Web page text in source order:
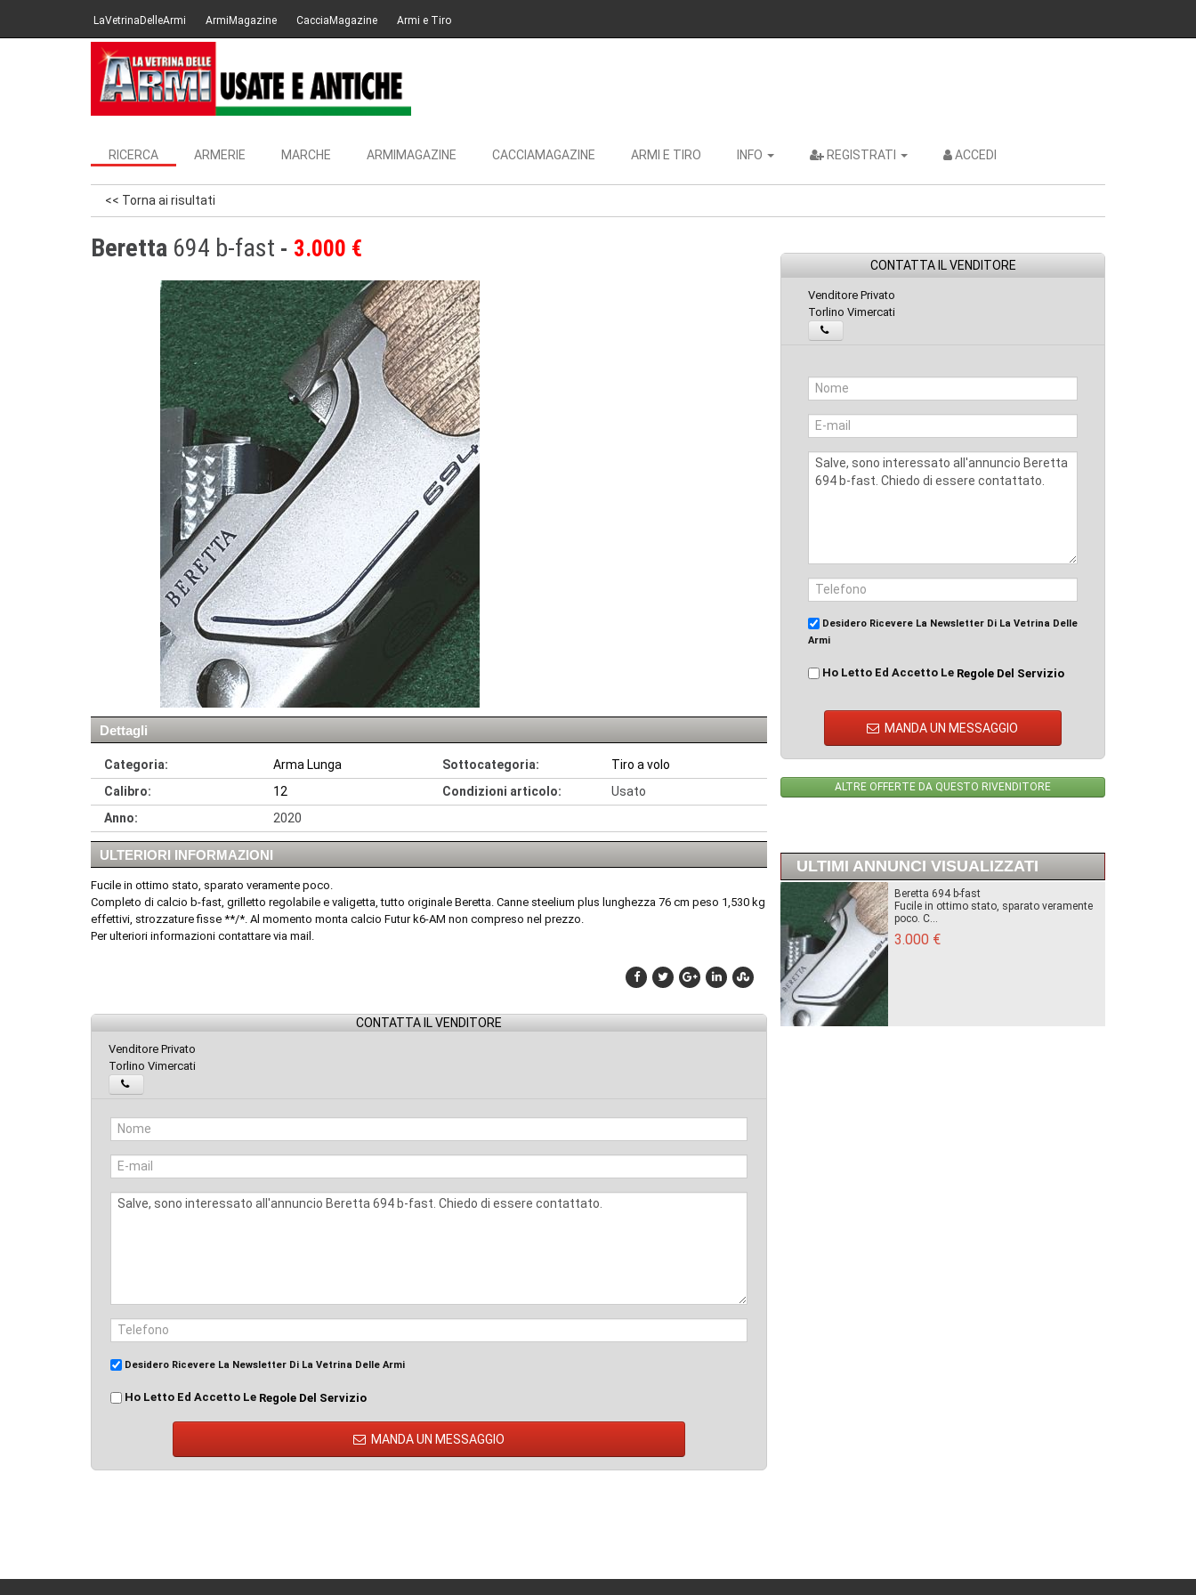
LaVetrinaDelleArmi ArmiMagazine CacciaMagazine Armi e Tiro
RICERCA ARMERIE MARCHE ARMIMAGAZINE CACCIAMAGAZINE ARMI E TIRO INFO REGISTRATI ACCEDI
<< Torna ai risultati
Beretta 694 b-fast 3.000 €
Dettagli
Categoria: Arma Lunga Sottocategoria:
Tiro a volo
Calibro:
12 Condizioni articolo:
Usato
Anno:
2020
ULTERIORI INFORMAZIONI
Fucile in ottimo stato, sparato veramente poco.
Completo di calcio b-fast, grilletto regolabile e valigetta, tutto originale Beretta. Canne steelium plus lunghezza 76 cm peso 1,530 kg
effettivi, strozzature fisse **/*. Al momento monta calcio Futur k6-AM non compreso nel prezzo.
Per ulteriori informazioni contattare via mail.
CONTATTA IL VENDITORE
Venditore Privato
Torlino Vimercati
Desidero Ricevere La Newsletter Di La Vetrina Delle Armi
Ho Letto Ed Accetto Le Regole Del Servizio
MANDA UN MESSAGGIO
CONTATTA IL VENDITORE
Venditore Privato
Torlino Vimercati
Desidero Ricevere La Newsletter Di La Vetrina Delle
Armi
Ho Letto Ed Accetto Le Regole Del Servizio
MANDA UN MESSAGGIO
ALTRE OFFERTE DA QUESTO RIVENDITORE
ULTIMI ANNUNCI VISUALIZZATI
Beretta 694 b-fast
Fucile in ottimo stato, sparato veramente
poco. C...
3.000 €